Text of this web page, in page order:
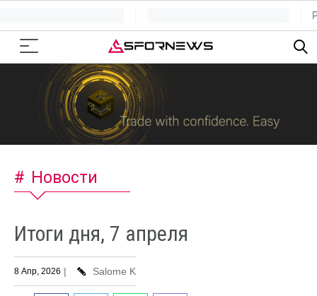
Новости
Итоги дня, 7 апреля
8 Апр, 2026 | Salome K